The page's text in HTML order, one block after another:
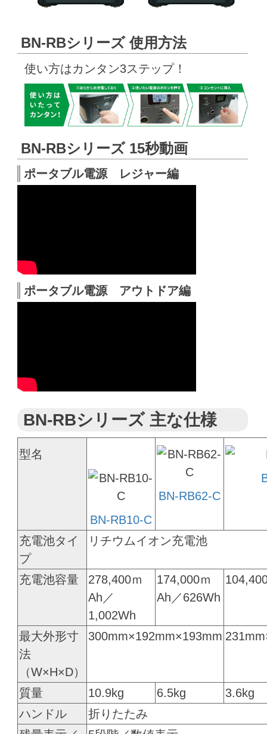
BN-RBシリーズ 使用方法
使い方はカンタン3ステップ！
BN-RBシリーズ 15秒動画
ポータブル電源 レジャー編
ポータブル電源 アウトドア編
BN-RBシリーズ 主な仕様
型名
BN-RB10-C
BN-RB62-C
充電池タイ
プ
リチウムイオン充電池
充電池容量
278,400ｍ
Ah／
1,002Wh
174,000ｍ
Ah／626Wh
最大外形寸
法
（W×H×D）
300mm×192mm×193mm
質量 10.9kg 6.5kg
3.6kg
ハンドル
折りたたみ